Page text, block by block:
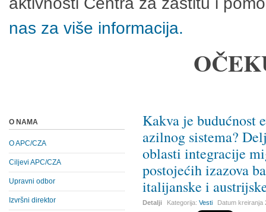
nas za više informacija.
Kakva je budućnost
azilnog sistema?
oblasti integracije
postojećih izazova
italijanske i
Detalji Kategorija:Vesti Datum kreiranja
O NAMA
O APC/CZA
Ciljevi APC/CZA
Upravni odbor
Izvršni direktor